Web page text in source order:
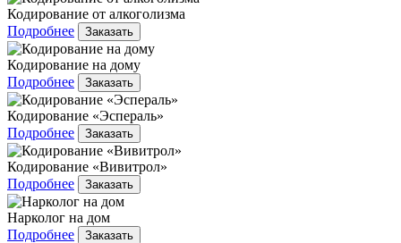
Кодирование от алкоголизма
Подробнее
Заказать
Кодирование на дому
Подробнее
Заказать
Кодирование «Эспераль»
Подробнее
Заказать
Кодирование «Вивитрол»
Подробнее
Заказать
Нарколог на дом
Подробнее
Заказать